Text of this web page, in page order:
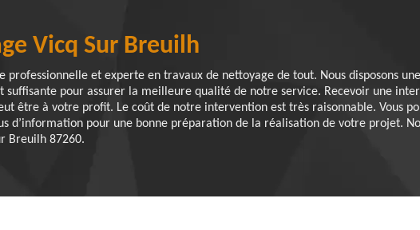
Vicq Sur Breuilh
professionnelle et experte en travaux de nettoyage de tout. Nous disposons
pour assurer la meilleure qualité de notre service. Recevoir une
être à votre profit. Le coût de notre intervention est très raisonnable. Vous
d’information pour une bonne préparation de la réalisation de votre projet.
Breuilh 87260.